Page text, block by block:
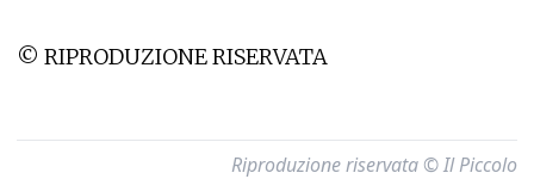
© RIPRODUZIONE RISERVATA
Riproduzione riservata © Il Piccolo